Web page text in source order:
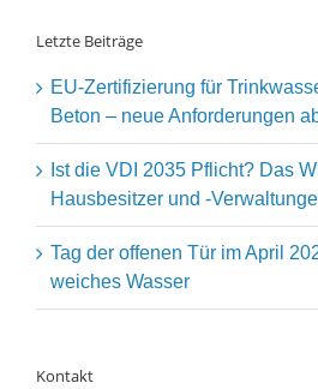
Letzte Beiträge
EU-Zertifizierung für
Beton – neue Anforderungen
Ist die VDI 2035 Pflicht? Das
Hausbesitzer und -
Tag der offenen Tür im April
weiches Wasser
Kontakt